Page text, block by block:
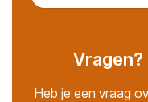
Vragen?
Heb je een vraag